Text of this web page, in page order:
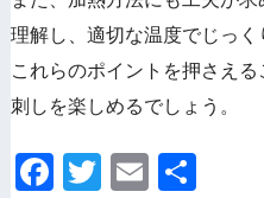
理解し、適切な温度でじっく
これらのポイントを押さえ
刺しを楽しめるでしょう。
F
T
E